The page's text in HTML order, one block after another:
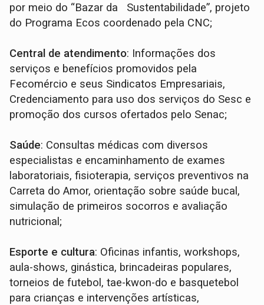
por meio do “Bazar da Sustentabilidade”, projeto
do Programa Ecos coordenado pela CNC;
Central de atendimento: Informações dos
serviços e benefícios promovidos pela
Fecomércio e seus Sindicatos Empresariais,
Credenciamento para uso dos serviços do Sesc e
promoção dos cursos ofertados pelo Senac;
Saúde: Consultas médicas com diversos
especialistas e encaminhamento de exames
laboratoriais, fisioterapia, serviços preventivos na
Carreta do Amor, orientação sobre saúde bucal,
simulação de primeiros socorros e avaliação
nutricional;
Esporte e cultura: Oficinas infantis, workshops,
aula-shows, ginástica, brincadeiras populares,
torneios de futebol, tae-kwon-do e basquetebol
para crianças e intervenções artísticas,